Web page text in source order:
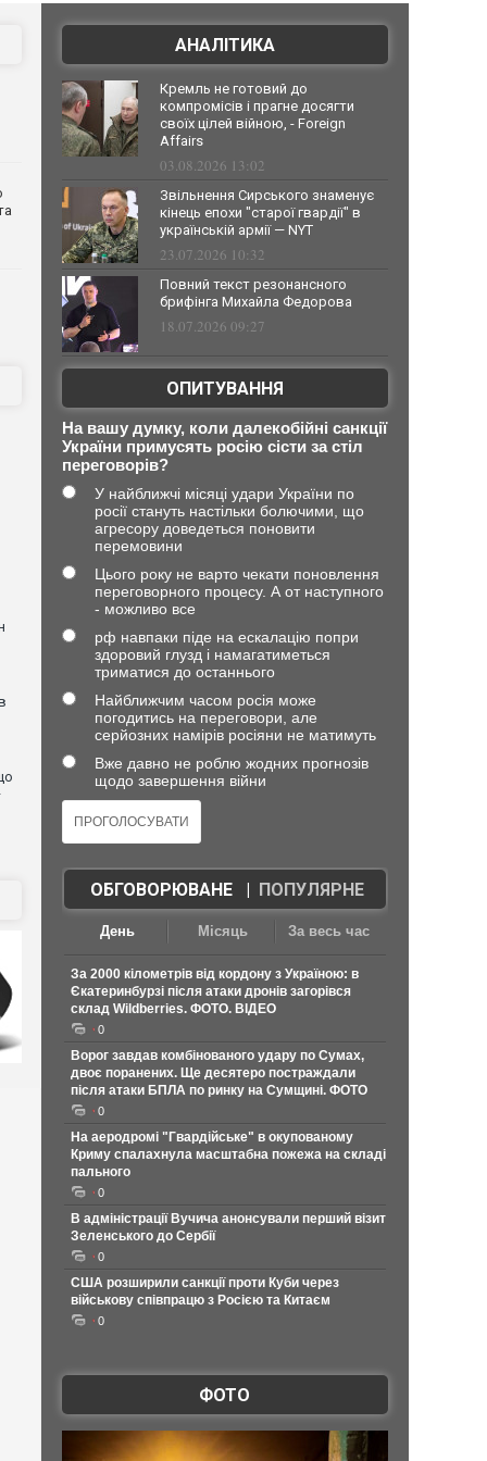
АНАЛІТИКА
Кремль не готовий до
компромісів і прагне досягти
своїх цілей війною, - Foreign
Affairs
03.08.2026 13:02
Звільнення Сирського знаменує
кінець епохи "старої гвардії" в
українській армії — NYT
23.07.2026 10:32
Повний текст резонансного
брифінга Михайла Федорова
18.07.2026 09:27
ОПИТУВАННЯ
На вашу думку, коли далекобійні санкції
України примусять росію сісти за стіл
переговорів?
У найближчі місяці удари України по
росії стануть настільки болючими, що
агресору доведеться поновити
перемовини
Цього року не варто чекати поновлення
переговорного процесу. А от наступного
- можливо все
рф навпаки піде на ескалацію попри
здоровий глузд і намагатиметься
триматися до останнього
Найближчим часом росія може
погодитись на переговори, але
серйозних намірів росіяни не матимуть
Вже давно не роблю жодних прогнозів
щодо завершення війни
ОБГОВОРЮВАНЕ| ПОПУЛЯРНЕ
День Місяць За весь час
За 2000 кілометрів від кордону з Україною: в
Єкатеринбурзі після атаки дронів загорівся
склад Wildberries. ФОТО. ВІДЕО
0
Ворог завдав комбінованого удару по Сумах,
двоє поранених. Ще десятеро постраждали
після атаки БПЛА по ринку на Сумщині. ФОТО
0
На аеродромі "Гвардійське" в окупованому
Криму спалахнула масштабна пожежа на складі
пального
0
В адміністрації Вучича анонсували перший візит
Зеленського до Сербії
0
США розширили санкції проти Куби через
військову співпрацю з Росією та Китаєм
0
ФОТО